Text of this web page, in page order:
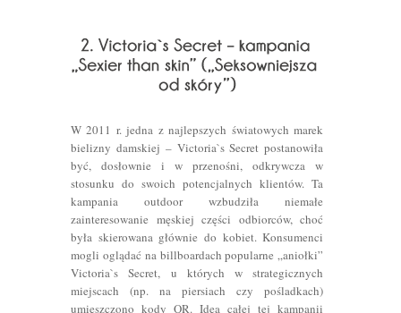
W 2011 r. jedna z najlepszych światowych marek
bielizny damskiej – Victoria`s Secret postanowiła
być, dosłownie i w przenośni, odkrywcza w
stosunku do swoich potencjalnych klientów. Ta
kampania outdoor wzbudziła niemałe
zainteresowanie męskiej części odbiorców, choć
była skierowana głównie do kobiet. Konsumenci
mogli oglądać na billboardach popularne „aniołki”
Victoria`s Secret, u których w strategicznych
miejscach (np. na piersiach czy pośladkach)
umieszczono kody QR. Idea całej tej kampanii